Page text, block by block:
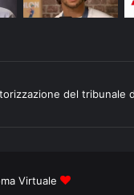
del tribunale
Virtuale